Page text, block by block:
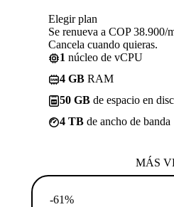
Elegir plan
Se renueva a COP 38.900/
Cancela cuando quieras.
1 núcleo de vCPU
4 GB RAM
50 GB de espacio en
4 TB de ancho de banda
MÁS
-61%